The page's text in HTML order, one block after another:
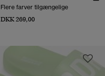
Flere farver tilgængelige
DKK 269,00